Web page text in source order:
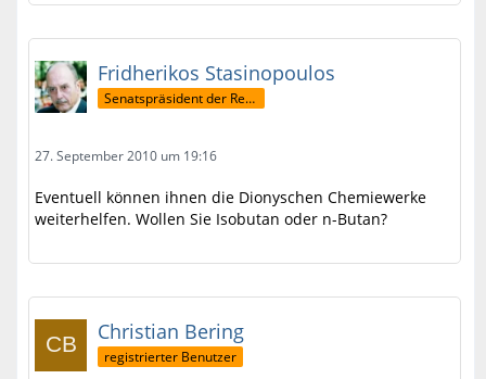
Fridherikos Stasinopoulos
Senatspräsident der Republik Dionysos
27. September 2010 um 19:16
Eventuell können ihnen die Dionyschen Chemiewerke
weiterhelfen. Wollen Sie Isobutan oder n-Butan?
Christian Bering
registrierter Benutzer